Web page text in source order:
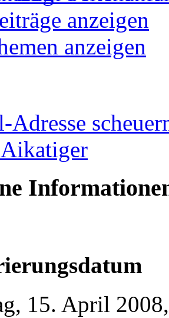
anzeigen
anzeigen
Adresse
Aikatiger
15. April